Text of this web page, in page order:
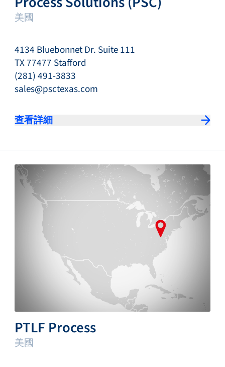
美國
4134 Bluebonnet Dr. Suite 111
TX 77477 Stafford
(281) 491-3833
sales@psctexas.com
查看詳細
PTLF Process
美國